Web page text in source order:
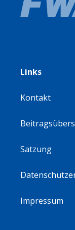
Links
Kontakt
Satzung
Impressum